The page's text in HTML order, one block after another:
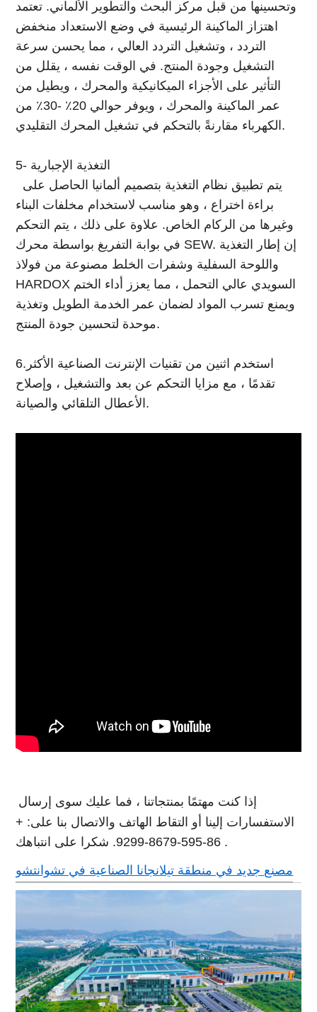
وتحسينها من قبل مركز البحث والتطوير الألماني. تعتمد
اهتزاز الماكينة الرئيسية في وضع الاستعداد منخفض
التردد ، وتشغيل التردد العالي ، مما يحسن سرعة
التشغيل وجودة المنتج. في الوقت نفسه ، يقلل من
التأثير على الأجزاء الميكانيكية والمحرك ، ويطيل من
عمر الماكينة والمحرك ، ويوفر حوالي 20٪ -30٪ من
الكهرباء مقارنةً بالتحكم في تشغيل المحرك التقليدي.
5- التغذية الإجبارية
براءة اختراع ، وهو مناسب لاستخدام مخلفات البناء
وغيرها من الركام الخاص. علاوة على ذلك ، يتم التحكم
في بوابة التفريغ بواسطة محرك SEW. إن إطار التغذية
واللوحة السفلية وشفرات الخلط مصنوعة من فولاذ
HARDOX السويدي عالي التحمل ، مما يعزز أداء الختم
ويمنع تسرب المواد لضمان عمر الخدمة الطويل وتغذية
موحدة لتحسين جودة المنتج.
6.استخدم اثنين من تقنيات الإنترنت الصناعية الأكثر
تقدمًا ، مع مزايا التحكم عن بعد والتشغيل ، وإصلاح
الأعطال التلقائي والصيانة.
إذا كنت مهتمًا بمنتجاتنا ، فما عليك سوى إرسال
الاستفسارات إلينا أو التقاط الهاتف والاتصال بنا على: +
86-595-8679-9299. شكرا على انتباهك .
مصنع جديد في منطقة تيلانجانا الصناعية في تشوانتشو